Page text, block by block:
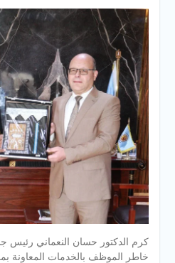
كرم الدكتور حسان النعماني رئيس
خاطر الموظف بالخدمات المعاونة